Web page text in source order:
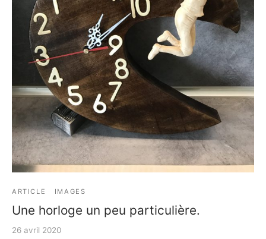
ARTICLE IMAGES
Une horloge un peu particulière.
26 avril 2020